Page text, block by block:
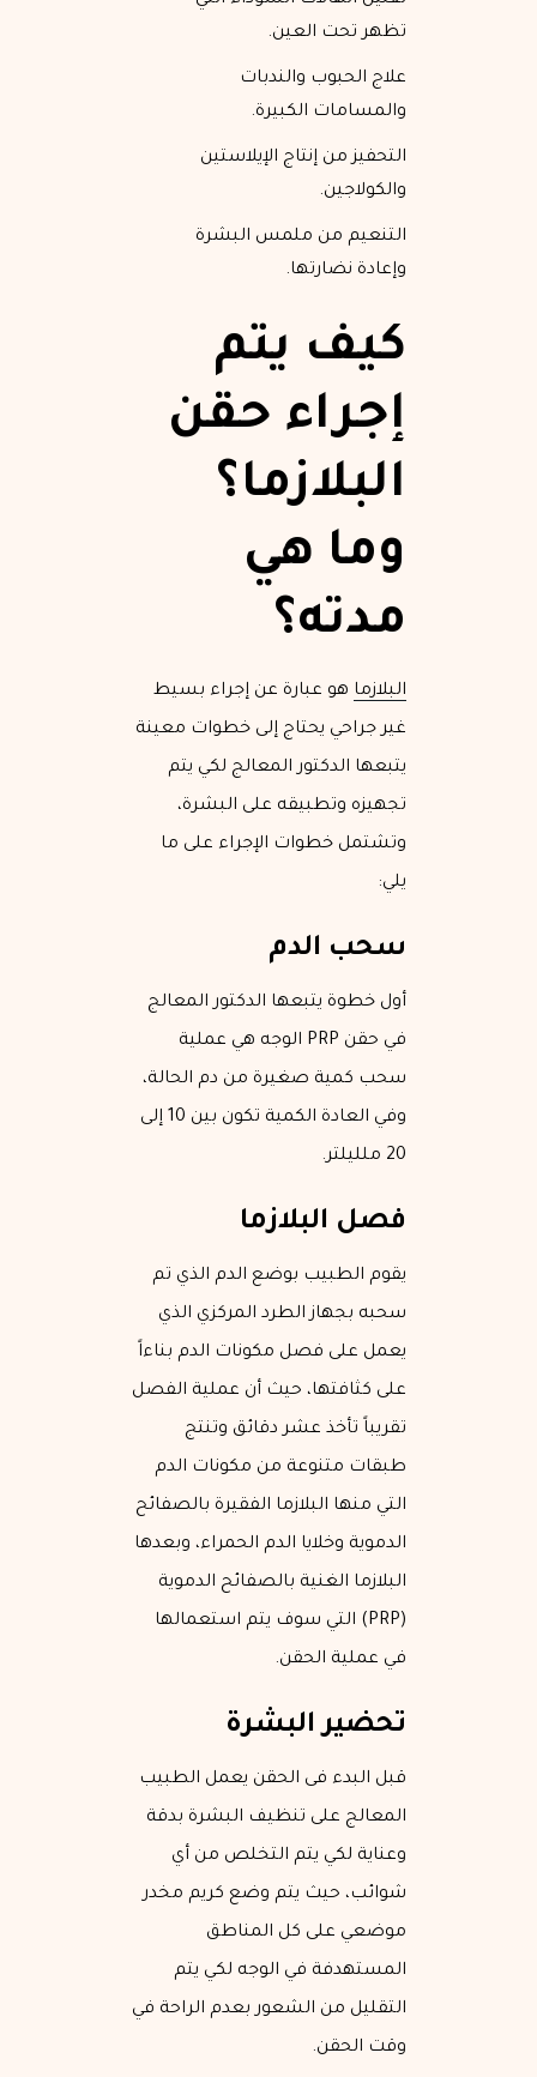
تظهر تحت العين.
علاج الحبوب والندبات
والمسامات الكبيرة.
التحفيز من إنتاج الإيلاستين
والكولاجين.
التنعيم من ملمس البشرة
وإعادة نضارتها.
كيف يتم
إجراء حقن
البلازما؟
وما هي
مدته؟
البلازما هو عبارة عن إجراء بسيط
غير جراحي يحتاج إلى خطوات معينة
يتبعها الدكتور المعالج لكي يتم
تجهيزه وتطبيقه على البشرة،
وتشتمل خطوات الإجراء على ما
يلي:
سحب الدم
أول خطوة يتبعها الدكتور المعالج
في حقن PRP الوجه هي عملية
سحب كمية صغيرة من دم الحالة،
وفي العادة الكمية تكون بين 10 إلى
20 ملليلتر.
فصل البلازما
يقوم الطبيب بوضع الدم الذي تم
سحبه بجهاز الطرد المركزي الذي
يعمل على فصل مكونات الدم بناءاً
على كثافتها، حيث أن عملية الفصل
تقريباً تأخذ عشر دقائق وتنتج
طبقات متنوعة من مكونات الدم
التي منها البلازما الفقيرة بالصفائح
الدموية وخلايا الدم الحمراء، وبعدها
البلازما الغنية بالصفائح الدموية
(PRP) التي سوف يتم استعمالها
في عملية الحقن.
تحضير البشرة
قبل البدء فى الحقن يعمل الطبيب
المعالج على تنظيف البشرة بدقة
وعناية لكي يتم التخلص من أي
شوائب، حيث يتم وضع كريم مخدر
موضعي على كل المناطق
المستهدفة في الوجه لكي يتم
التقليل من الشعور بعدم الراحة في
وقت الحقن.